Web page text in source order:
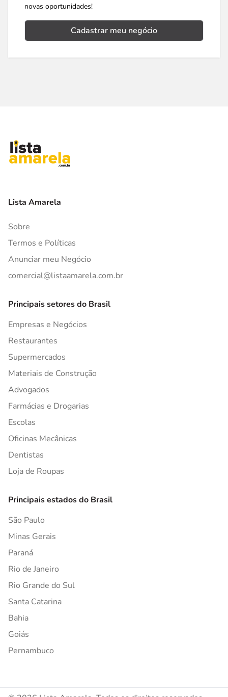
novas oportunidades!
Cadastrar meu negócio
Lista Amarela
Sobre
Termos e Políticas
Anunciar meu Negócio
comercial@listaamarela.com.br
Principais setores do Brasil
Empresas e Negócios
Restaurantes
Supermercados
Materiais de Construção
Advogados
Farmácias e Drogarias
Escolas
Oficinas Mecânicas
Dentistas
Loja de Roupas
Principais estados do Brasil
São Paulo
Minas Gerais
Paraná
Rio de Janeiro
Rio Grande do Sul
Santa Catarina
Bahia
Goiás
Pernambuco